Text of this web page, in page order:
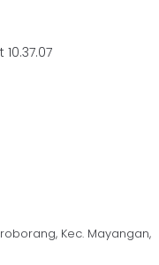
Kec. Mayangan,